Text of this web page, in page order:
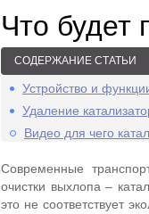
Что будет
СОДЕРЖАНИЕ СТАТЬИ
Устройство и
Удаление
Видео для чего
Современные
очистки выхлопа –
это не соответствует